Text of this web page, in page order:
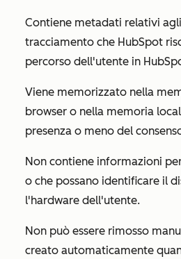
Contiene metadati relativi
tracciamento che HubSpot
percorso dell'utente in
Viene memorizzato nella
browser o nella memoria
presenza o meno del
Non contiene informazioni
o che possano identificare il
l'hardware dell'utente.
Non può essere rimosso
creato automaticamente